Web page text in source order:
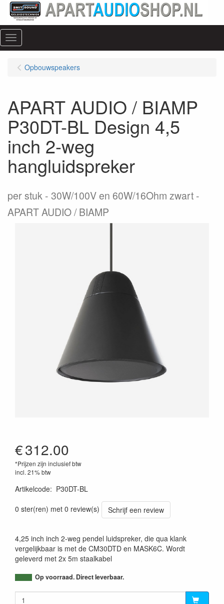
Menu
Opbouwspeakers
APART AUDIO / BIAMP
P30DT-BL Design 4,5
inch 2-weg
hangluidspreker
per stuk
30W/100V en 60W/16Ohm zwart -
APART AUDIO / BIAMP
€312.00
*Prijzen zijn inclusief btw
incl. 21% btw
Artikelcode: P30DT-BL
0 ster(ren) met 0 review(s)
Schrijf een review
4,25 inch inch 2-weg pendel luidspreker, die qua klank
vergelijkbaar is met de CM30DTD en MASK6C. Wordt
geleverd met 2x 5m staalkabel
Op voorraad. Direct leverbaar.